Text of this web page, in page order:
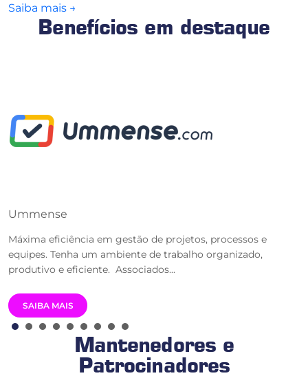
Saiba mais →
Benefícios em destaque
Ummense
Máxima eficiência em gestão de projetos, processos e
equipes. Tenha um ambiente de trabalho organizado,
produtivo e eficiente. Associados...
SAIBA MAIS
Mantenedores e
Patrocinadores